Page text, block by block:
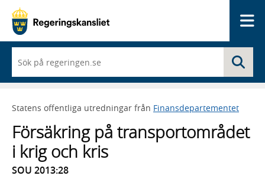
du
börjar
skriva
framträder
lista
med
sökförslag
Statens offentliga utredningar från Finansdepartementet
Försäkring på transportområdet
i krig och kris
SOU 2013:28